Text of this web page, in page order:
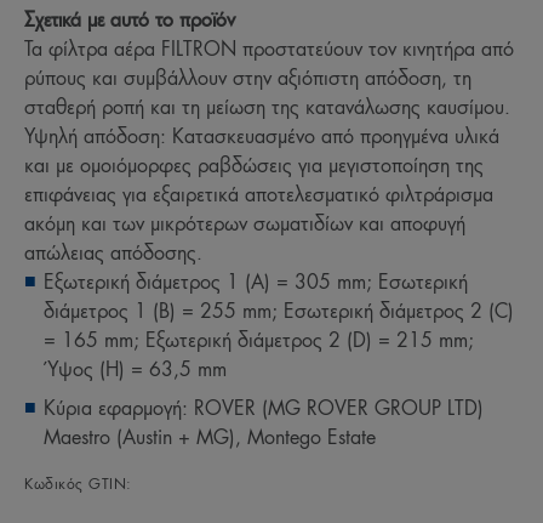
Σχετικά με αυτό το προϊόν
Τα φίλτρα αέρα FILTRON προστατεύουν τον κινητήρα από
ρύπους και συμβάλλουν στην αξιόπιστη απόδοση, τη
σταθερή ροπή και τη μείωση της κατανάλωσης καυσίμου.
Υψηλή απόδοση: Κατασκευασμένο από προηγμένα υλικά
και με ομοιόμορφες ραβδώσεις για μεγιστοποίηση της
επιφάνειας για εξαιρετικά αποτελεσματικό φιλτράρισμα
ακόμη και των μικρότερων σωματιδίων και αποφυγή
απώλειας απόδοσης.
Εξωτερική διάμετρος 1 (A) = 305 mm; Εσωτερική
διάμετρος 1 (B) = 255 mm; Εσωτερική διάμετρος 2 (C)
= 165 mm; Εξωτερική διάμετρος 2 (D) = 215 mm;
Ύψος (H) = 63,5 mm
Κύρια εφαρμογή: ROVER (MG ROVER GROUP LTD)
Maestro (Austin + MG), Montego Estate
Κωδικός GTIN: